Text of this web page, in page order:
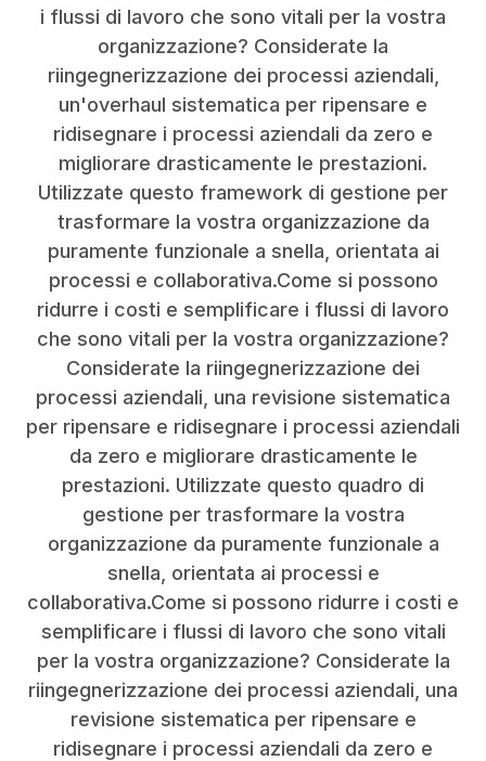
i flussi di lavoro che sono vitali per la vostra
organizzazione? Considerate la
riingegnerizzazione dei processi aziendali,
un'overhaul sistematica per ripensare e
ridisegnare i processi aziendali da zero e
migliorare drasticamente le prestazioni.
Utilizzate questo framework di gestione per
trasformare la vostra organizzazione da
puramente funzionale a snella, orientata ai
processi e collaborativa.Come si possono
ridurre i costi e semplificare i flussi di lavoro
che sono vitali per la vostra organizzazione?
Considerate la riingegnerizzazione dei
processi aziendali, una revisione sistematica
per ripensare e ridisegnare i processi aziendali
da zero e migliorare drasticamente le
prestazioni. Utilizzate questo quadro di
gestione per trasformare la vostra
organizzazione da puramente funzionale a
snella, orientata ai processi e
collaborativa.Come si possono ridurre i costi e
semplificare i flussi di lavoro che sono vitali
per la vostra organizzazione? Considerate la
riingegnerizzazione dei processi aziendali, una
revisione sistematica per ripensare e
ridisegnare i processi aziendali da zero e